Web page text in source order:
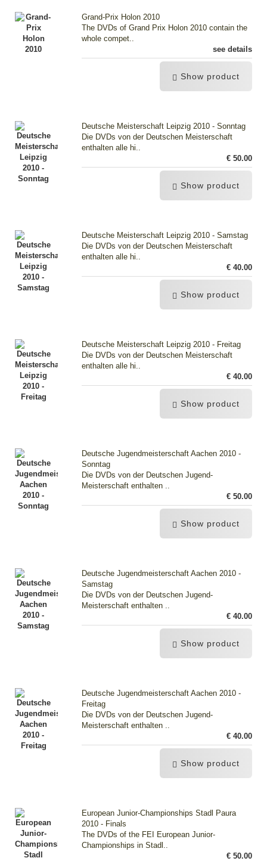
Grand-Prix Holon 2010
The DVDs of Grand Prix Holon 2010 contain the
whole compet..
see details
Show product
Deutsche Meisterschaft Leipzig 2010 - Sonntag
Die DVDs von der Deutschen Meisterschaft
enthalten alle hi..
€ 50.00
Show product
Deutsche Meisterschaft Leipzig 2010 - Samstag
Die DVDs von der Deutschen Meisterschaft
enthalten alle hi..
€ 40.00
Show product
Deutsche Meisterschaft Leipzig 2010 - Freitag
Die DVDs von der Deutschen Meisterschaft
enthalten alle hi..
€ 40.00
Show product
Deutsche Jugendmeisterschaft Aachen 2010 -
Sonntag
Die DVDs von der Deutschen Jugend-
Meisterschaft enthalten ..
€ 50.00
Show product
Deutsche Jugendmeisterschaft Aachen 2010 -
Samstag
Die DVDs von der Deutschen Jugend-
Meisterschaft enthalten ..
€ 40.00
Show product
Deutsche Jugendmeisterschaft Aachen 2010 -
Freitag
Die DVDs von der Deutschen Jugend-
Meisterschaft enthalten ..
€ 40.00
Show product
European Junior-Championships Stadl Paura
2010 - Finals
The DVDs of the FEI European Junior-
Championships in Stadl..
€ 50.00